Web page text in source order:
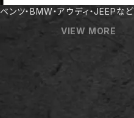
ベンツ・BMW・アウディ・JEEPなど
VIEW MORE